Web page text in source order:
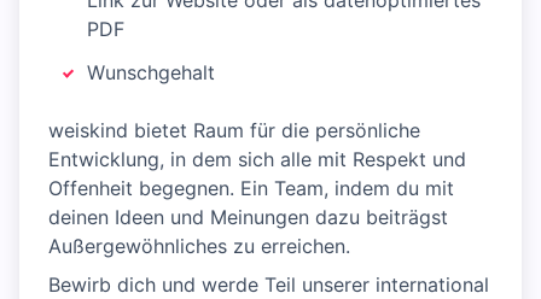
PDF
Wunschgehalt
weiskind bietet Raum für die persönliche
Entwicklung, in dem sich alle mit Respekt und
Offenheit begegnen. Ein Team, indem du mit
deinen Ideen und Meinungen dazu beiträgst
Außergewöhnliches zu erreichen.
Bewirb dich und werde Teil unserer international